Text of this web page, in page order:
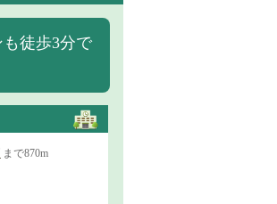
徒歩3分で
まで870m